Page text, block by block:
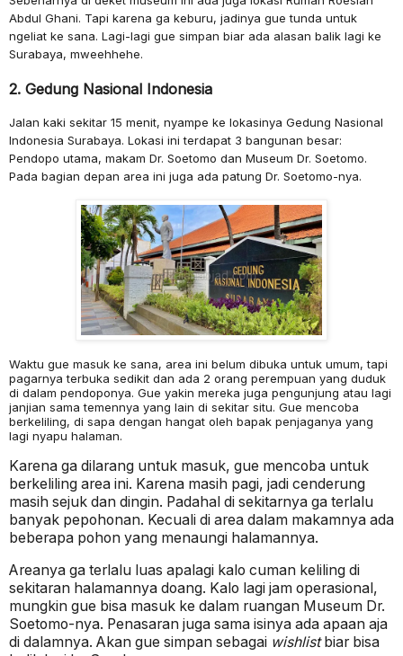
Abdul Ghani. Tapi karena ga keburu, jadinya gue tunda untuk
ngeliat ke sana. Lagi-lagi gue simpan biar ada alasan balik lagi ke
Surabaya, mweehhehe.
2. Gedung Nasional Indonesia
Jalan kaki sekitar 15 menit, nyampe ke lokasinya Gedung Nasional
Indonesia Surabaya. Lokasi ini terdapat 3 bangunan besar:
Pendopo utama, makam Dr. Soetomo dan Museum Dr. Soetomo.
Pada bagian depan area ini juga ada patung Dr. Soetomo-nya.
Waktu gue masuk ke sana, area ini belum dibuka untuk umum, tapi
pagarnya terbuka sedikit dan ada 2 orang perempuan yang duduk
di dalam pendoponya. Gue yakin mereka juga pengunjung atau lagi
janjian sama temennya yang lain di sekitar situ. Gue mencoba
berkeliling, di sapa dengan hangat oleh bapak penjaganya yang
lagi nyapu halaman.
Karena ga dilarang untuk masuk, gue mencoba untuk
berkeliling area ini. Karena masih pagi, jadi cenderung
masih sejuk dan dingin. Padahal di sekitarnya ga terlalu
banyak pepohonan. Kecuali di area dalam makamnya ada
beberapa pohon yang menaungi halamannya.
Areanya ga terlalu luas apalagi kalo cuman keliling di
sekitaran halamannya doang. Kalo lagi jam operasional,
mungkin gue bisa masuk ke dalam ruangan Museum Dr.
Soetomo-nya. Penasaran juga sama isinya ada apaan aja
di dalamnya. Akan gue simpan sebagai wishlistbiar bisa